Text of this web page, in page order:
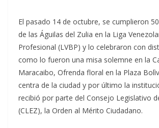
El pasado 14 de octubre, se cumplieron
de las Águilas del Zulia en la Liga
Profesional (LVBP) y lo celebraron con
como lo fueron una misa solemne en la
Maracaibo, Ofrenda floral en la Plaza
centra de la ciudad y por último la
recibió por parte del Consejo Legislativo
(CLEZ), la Orden al Mérito Ciudadano.